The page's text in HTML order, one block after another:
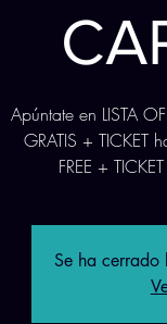
Apúntate en LISTA
GRATIS + TICKET
FREE +
Se ha cerrado